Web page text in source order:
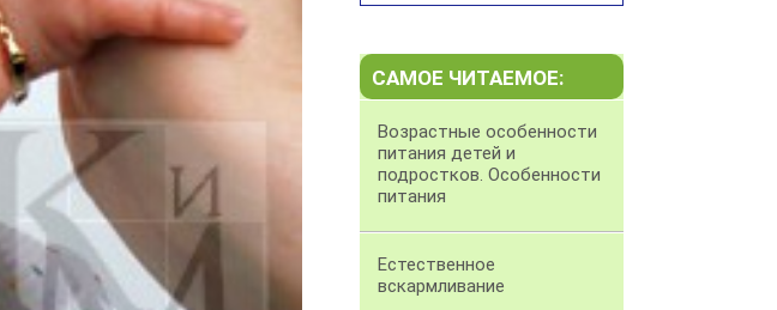
САМОЕ ЧИТАЕМОЕ:
Возрастные особенности
питания детей и
подростков. Особенности
питания
Естественное
вскармливание